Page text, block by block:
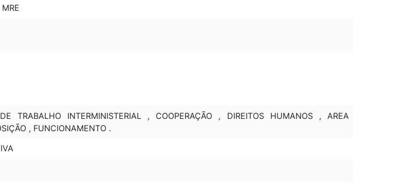
TRABALHO INTERMINISTERIAL , COOPERAÇÃO , DIREITOS HUMANOS , AREA
, FUNCIONAMENTO .